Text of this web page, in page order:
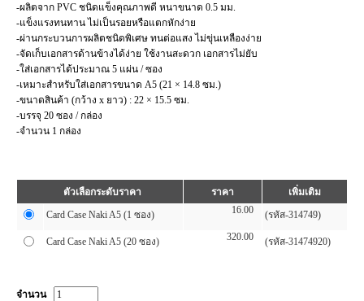
-ผลิตจาก PVC ชนิดแข็งคุณภาพดี หนาขนาด 0.5 มม.
-แข็งแรงทนทาน ไม่เป็นรอยหรือแตกหักง่าย
-ผ่านกระบวนการผลิตชนิดพิเศษ ทนต่อแสง ไม่ขุ่นเหลืองง่าย
-จัดเก็บเอกสารด้านข้างได้ง่าย ใช้งานสะดวก เอกสารไม่ยับ
-ใส่เอกสารได้ประมาณ 5 แผ่น / ซอง
-เหมาะสำหรับใส่เอกสารขนาด A5 (21 × 14.8 ซม.)
-ขนาดสินค้า (กว้าง x ยาว) : 22 × 15.5 ซม.
-บรรจุ 20 ซอง / กล่อง
-จำนวน 1 กล่อง
ตัวเลือกระดับราคา ราคา
เพิ่มเติม
Card Case Naki A5 (1 ซอง)
16.00 (รหัส-314749)
Card Case Naki A5 (20 ซอง) 320.00 (รหัส-31474920)
จำนวน